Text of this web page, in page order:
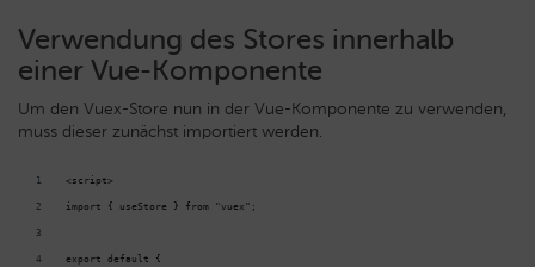
Verwendung des Stores innerhalb
einer Vue-Komponente
Um den Vuex-Store nun in der Vue-Komponente zu verwenden,
muss dieser zunächst importiert werden.
<script>
import { useStore } from "vuex";
export default {